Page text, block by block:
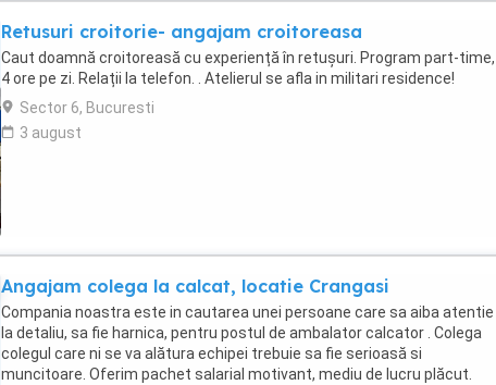
Retusuri croitorie- angajam croitoreasa
Caut doamnă croitoreasă cu experiență în retușuri. Program part-time,
4 ore pe zi. Relații la telefon. . Atelierul se afla in militari residence!
Sector 6, Bucuresti
3 august
Angajam colega la calcat, locatie Crangasi
Compania noastra este in cautarea unei persoane care sa aiba atentie
la detaliu, sa fie harnica, pentru postul de ambalator calcator . Colega
colegul care ni se va alătura echipei trebuie sa fie serioasă si
muncitoare. Oferim pachet salarial motivant, mediu de lucru plăcut.